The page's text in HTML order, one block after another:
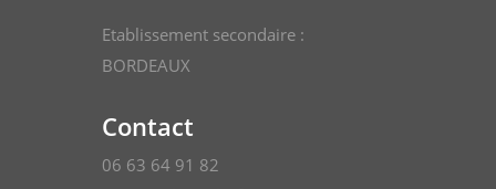
Etablissement secondaire :
BORDEAUX
Contact
06 63 64 91 82